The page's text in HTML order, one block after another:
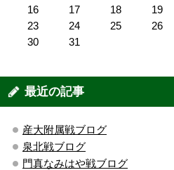
16
17 18 19
23
24 25 26
30
31
最近の記事
産大附属戦ブログ
泉北戦ブログ
門真なみはや戦ブログ